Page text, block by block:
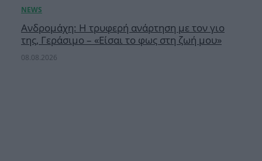
Ανδρομάχη: Η τρυφερή ανάρτηση με τον γιο
της, Γεράσιμο – «Είσαι το φως στη ζωή μου»
08.08.2026